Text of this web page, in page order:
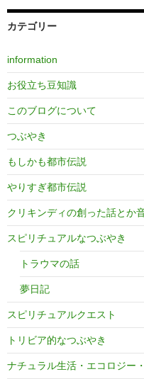
カテゴリー
information
お役立ち豆知識
このブログについて
つぶやき
もしかも都市伝説
やりすぎ都市伝説
クリキンディの創った話とか
スピリチュアルなつぶやき
トラウマの話
夢日記
スピリチュアルクエスト
トリビア的なつぶやき
ナチュラル生活・エコロジー